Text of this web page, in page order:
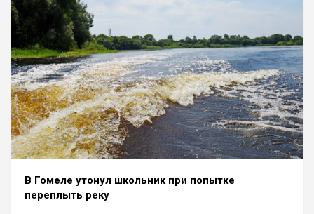
В Гомеле утонул школьник при попытке
переплыть реку